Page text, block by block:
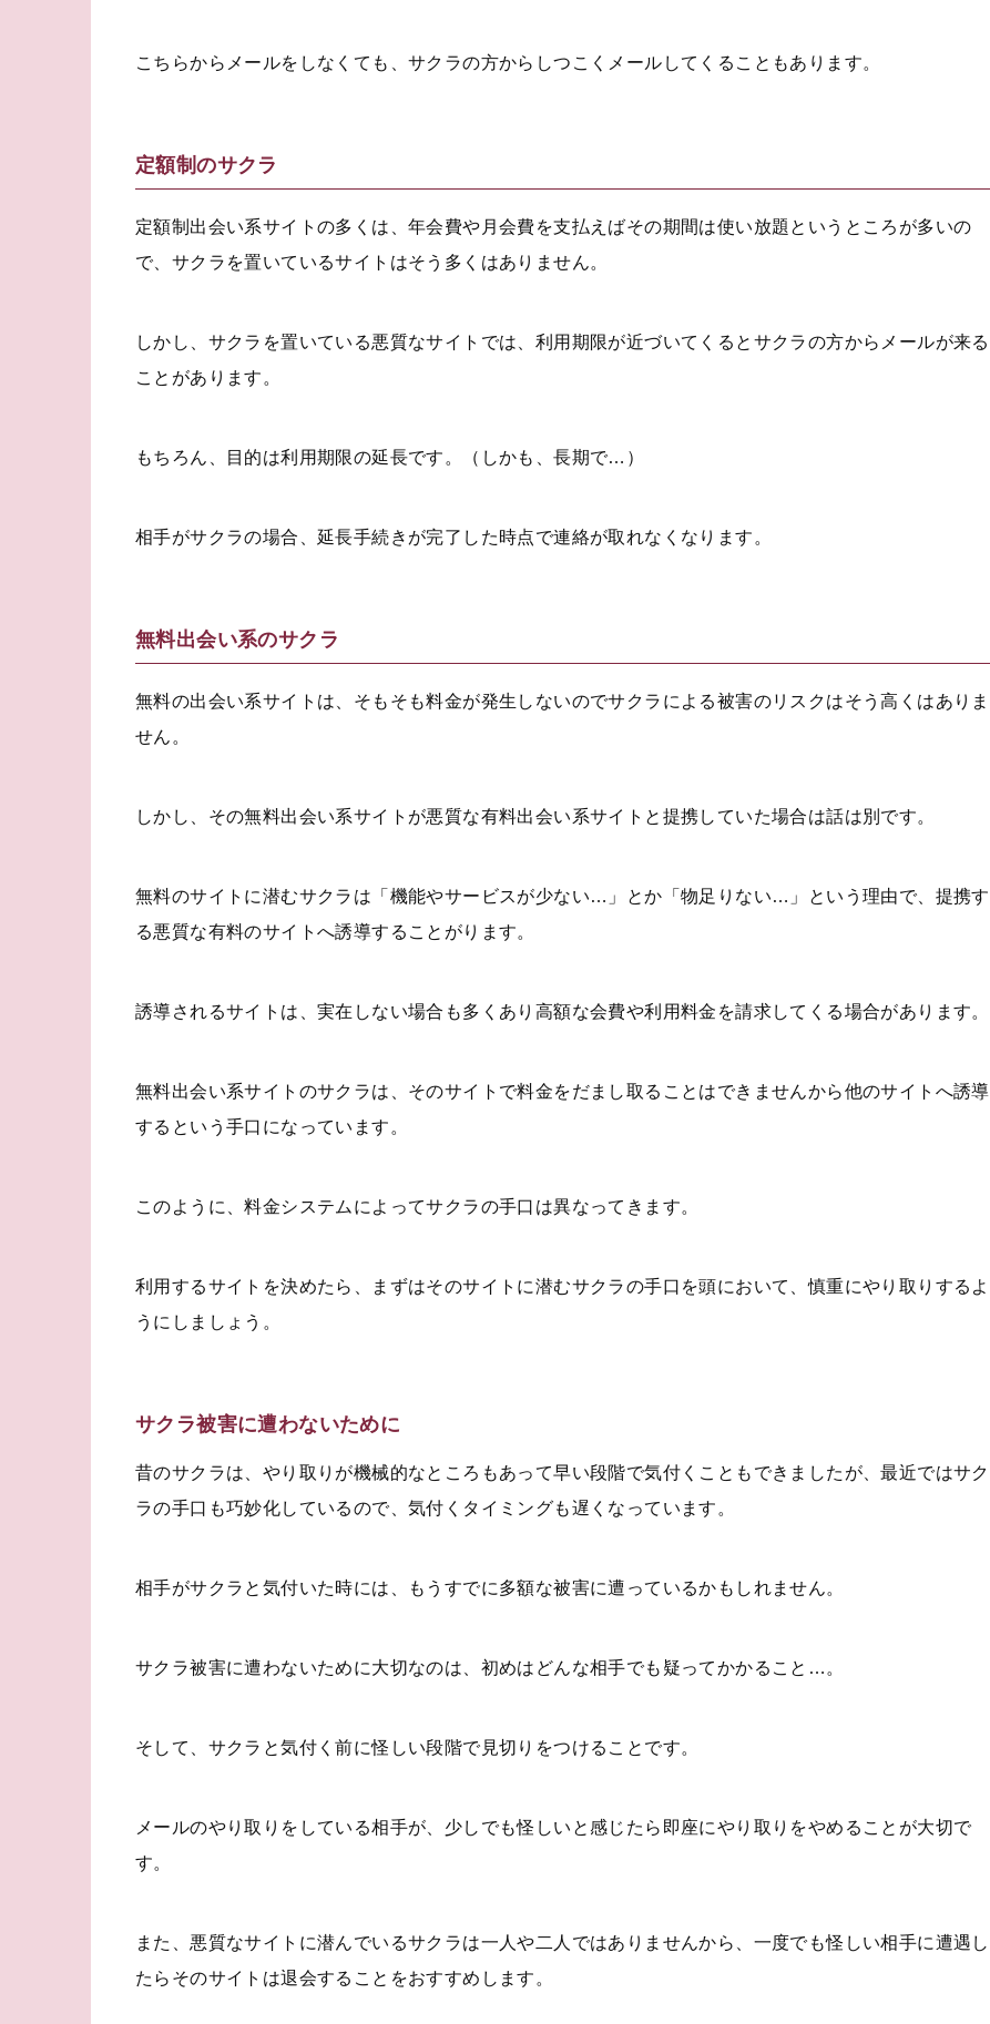
こちらからメールをしなくても、サクラの方からしつこくメールしてくることもあります。
定額制のサクラ
定額制出会い系サイトの多くは、年会費や月会費を支払えばその期間は使い放題というところが多いの
で、サクラを置いているサイトはそう多くはありません。
しかし、サクラを置いている悪質なサイトでは、利用期限が近づいてくるとサクラの方からメールが来る
ことがあります。
もちろん、目的は利用期限の延長です。（しかも、長期で…）
相手がサクラの場合、延長手続きが完了した時点で連絡が取れなくなります。
無料出会い系のサクラ
無料の出会い系サイトは、そもそも料金が発生しないのでサクラによる被害のリスクはそう高くはありま
せん。
しかし、その無料出会い系サイトが悪質な有料出会い系サイトと提携していた場合は話は別です。
無料のサイトに潜むサクラは「機能やサービスが少ない…」とか「物足りない…」という理由で、提携す
る悪質な有料のサイトへ誘導することがります。
誘導されるサイトは、実在しない場合も多くあり高額な会費や利用料金を請求してくる場合があります。
無料出会い系サイトのサクラは、そのサイトで料金をだまし取ることはできませんから他のサイトへ誘導
するという手口になっています。
このように、料金システムによってサクラの手口は異なってきます。
利用するサイトを決めたら、まずはそのサイトに潜むサクラの手口を頭において、慎重にやり取りするよ
うにしましょう。
サクラ被害に遭わないために
昔のサクラは、やり取りが機械的なところもあって早い段階で気付くこともできましたが、最近ではサク
ラの手口も巧妙化しているので、気付くタイミングも遅くなっています。
相手がサクラと気付いた時には、もうすでに多額な被害に遭っているかもしれません。
サクラ被害に遭わないために大切なのは、初めはどんな相手でも疑ってかかること…。
そして、サクラと気付く前に怪しい段階で見切りをつけることです。
メールのやり取りをしている相手が、少しでも怪しいと感じたら即座にやり取りをやめることが大切で
す。
また、悪質なサイトに潜んでいるサクラは一人や二人ではありませんから、一度でも怪しい相手に遭遇し
たらそのサイトは退会することをおすすめします。